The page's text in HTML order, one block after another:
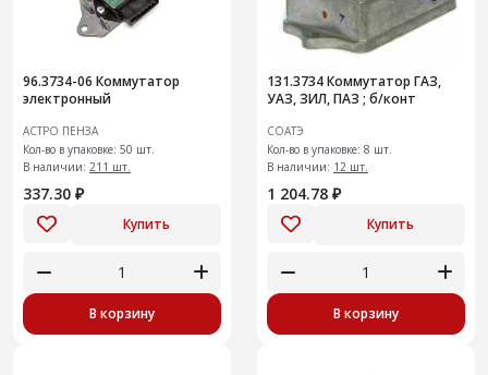
96.3734-06 Коммутатор
электронный
АСТРО ПЕНЗА
Кол-во в упаковке: 50 шт.
В наличии: 211 шт.
337.30 ₽
Купить
В корзину
131.3734 Коммутатор ГАЗ,
УАЗ, ЗИЛ, ПАЗ ; б/конт
СОАТЭ
Кол-во в упаковке: 8 шт.
В наличии: 12 шт.
1 204.78 ₽
Купить
В корзину